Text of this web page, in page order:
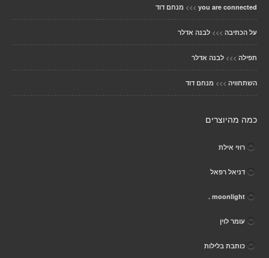
you are connected
>>> מנחם דוד
על הכתיבה >>> לבנה אדלר
תפילה >>> לבנה אדלר
השתחוויה >>> מנחם דוד
כמה מהיוצרים
רוזי אילת
דניאל רפאל
moonlight .
עומר לוין
כותבת בלילות